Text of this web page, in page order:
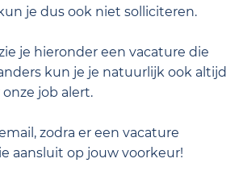
je dus ook niet solliciteren.
je hieronder een vacature die
kun je je natuurlijk ook altijd
job alert.
zodra er een vacature
aansluit op jouw voorkeur!